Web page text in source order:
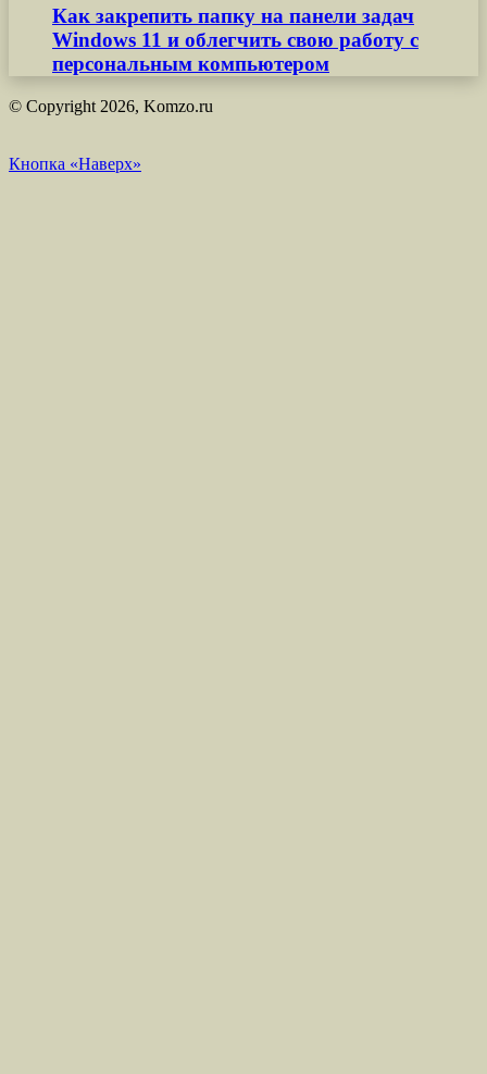
Как закрепить папку на панели задач
Windows 11 и облегчить свою работу с
персональным компьютером
© Copyright 2026, Komzo.ru
Кнопка «Наверх»